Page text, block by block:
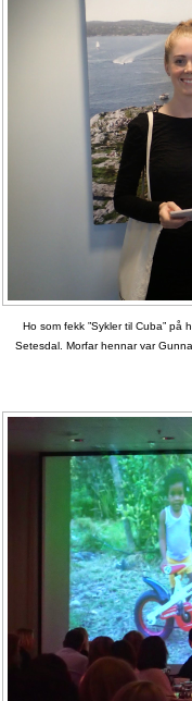
Ho som fekk ”Sykler til Cuba” på
Setesdal. Morfar hennar var